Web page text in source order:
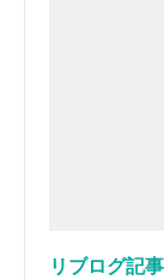
リブログ記事